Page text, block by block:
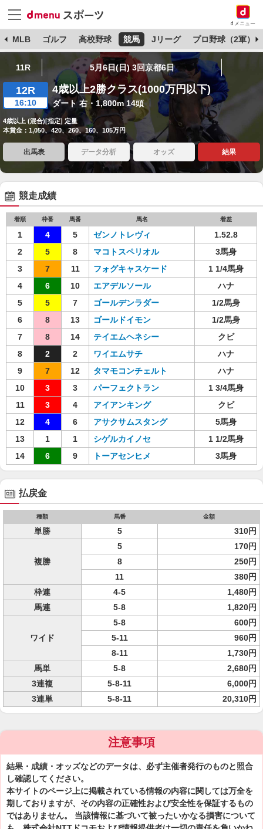
dメニュー
MLB ゴルフ 高校野球 競馬 Jリーグ プロ野球（2軍）
11R 5月6日(日) 3回京都6日
12R
16:10
4歳以上2勝クラス(1000万円以下)
ダート 右・1,800m 14頭
4歳以上 (混合)[指定] 定量
本賞金：1,050、420、260、160、105万円
出馬表 データ分析 オッズ 結果
競走成績
着順 枠番 馬番 馬名 着差
1 4 5 ゼンノトレヴィ
1.52.8
2
5 8 マコトスペリオル
3馬身
3
7 11 フォグキャスケード
1 1/4馬身
4
6 10 エアデルソール
ハナ
5
5 7 ゴールデンラダー
1/2馬身
6
8 13 ゴールドイモン
1/2馬身
7
8 14 テイエムヘネシー
クビ
8
2 2 ワイエムサチ
ハナ
9
7 12 タマモコンチェルト
ハナ
10
3 3 パーフェクトラン
1 3/4馬身
11
3 4 アイアンキング
クビ
12
4 6 アサクサムスタング
5馬身
13
1 1 シゲルカイノセ
1 1/2馬身
14
6 9 トーアセンヒメ 3馬身
払戻金
種類 馬番 金額
単勝 5 310円
複勝
5
170円
8
250円
11
380円
枠連
4-5
1,480円
馬連
5-8 1,820円
ワイド
5-8
600円
5-11
960円
8-11
1,730円
馬単
5-8
2,680円
3連複
5-8-11
6,000円
3連単
5-8-11 20,310円
注意事項
結果・成績・オッズなどのデータは、必ず主催者発行のものと照合
し確認してください。
本サイトのページ上に掲載されている情報の内容に関しては万全を
期しておりますが、その内容の正確性および安全性を保証するもの
ではありません。 当該情報に基づいて被ったいかなる損害について